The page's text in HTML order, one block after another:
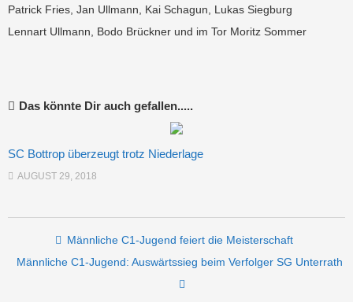
Patrick Fries, Jan Ullmann, Kai Schagun, Lukas Siegburg
Lennart Ullmann, Bodo Brückner und im Tor Moritz Sommer
Das könnte Dir auch gefallen.....
SC Bottrop überzeugt trotz Niederlage
AUGUST 29, 2018
Post navigation
Männliche C1-Jugend feiert die Meisterschaft
Männliche C1-Jugend: Auswärtssieg beim Verfolger SG Unterrath